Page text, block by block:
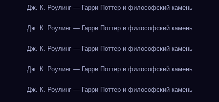
Дж. К. Роулинг — Гарри Поттер и философский камень
Дж. К. Роулинг — Гарри Поттер и философский камень
Дж. К. Роулинг — Гарри Поттер и философский камень
Дж. К. Роулинг — Гарри Поттер и философский камень
Дж. К. Роулинг — Гарри Поттер и философский камень